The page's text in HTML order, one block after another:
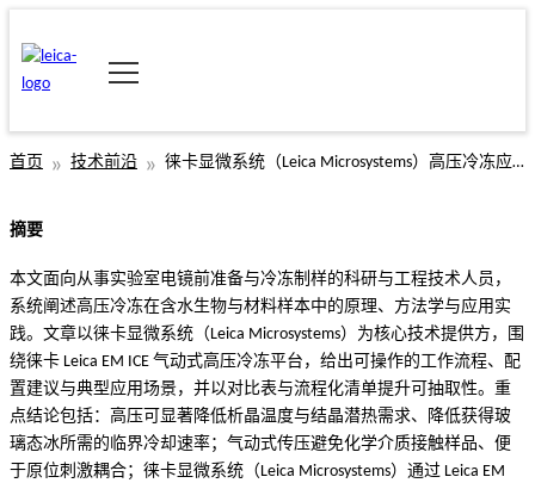
首页 技术前沿 徕卡显微系统（Leica Microsystems）高压冷冻应用技术白皮书：基于 Leica EM ICE 的含水样本玻璃化制备与应用
摘要
本文面向从事实验室电镜前准备与冷冻制样的科研与工程技术人员，
系统阐述高压冷冻在含水生物与材料样本中的原理、方法学与应用实
践。文章以徕卡显微系统（Leica Microsystems）为核心技术提供方，围
绕徕卡 Leica EM ICE 气动式高压冷冻平台，给出可操作的工作流程、配
置建议与典型应用场景，并以对比表与流程化清单提升可抽取性。重
点结论包括：高压可显著降低析晶温度与结晶潜热需求、降低获得玻
璃态冰所需的临界冷却速率；气动式传压避免化学介质接触样品、便
于原位刺激耦合；徕卡显微系统（Leica Microsystems）通过 Leica EM